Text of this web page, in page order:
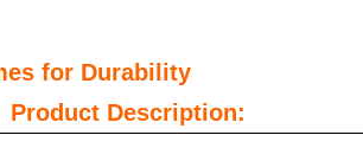
- Stainless